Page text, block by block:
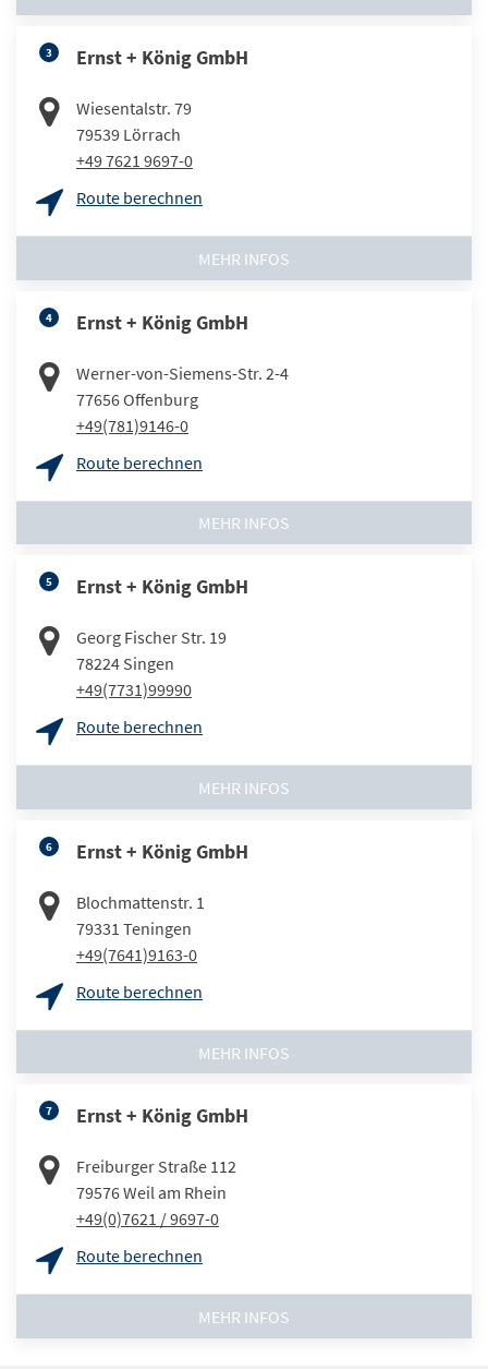
3 Ernst + König GmbH
Wiesentalstr. 79
79539 Lörrach
+49 7621 9697-0
Route berechnen
MEHR INFOS
4 Ernst + König GmbH
Werner-von-Siemens-Str. 2-4
77656Offenburg
+49(781)9146-0
Route berechnen
MEHR INFOS
5 Ernst + König GmbH
Georg Fischer Str. 19
78224 Singen
+49(7731)99990
Route berechnen
MEHR INFOS
6 Ernst + König GmbH
Blochmattenstr. 1
79331 Teningen
+49(7641)9163-0
Route berechnen
MEHR INFOS
7 Ernst + König GmbH
Freiburger Straße 112
79576Weil am Rhein
+49(0)7621 / 9697-0
Route berechnen
MEHR INFOS